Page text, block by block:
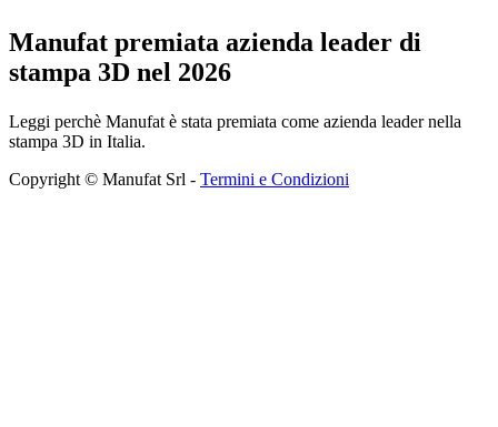
Manufat premiata azienda leader di
stampa 3D nel 2026
Leggi perchè Manufat è stata premiata come azienda leader nella
stampa 3D in Italia.
Copyright © Manufat Srl - Termini e Condizioni